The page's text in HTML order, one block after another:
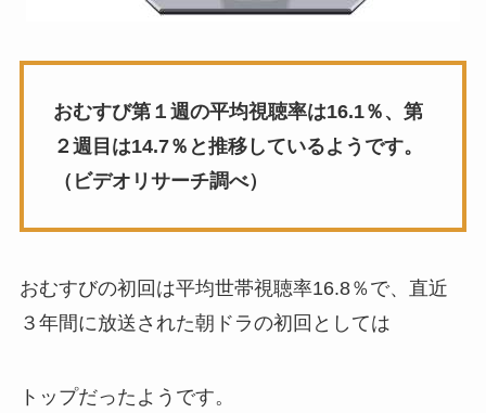
おむすび第１週の平均視聴率は16.1％、第
２週目は14.7％と推移しているようです。
（ビデオリサーチ調べ）
おむすびの初回は平均世帯視聴率16.8％で、直近
３年間に放送された朝ドラの初回としては
トップだったようです。